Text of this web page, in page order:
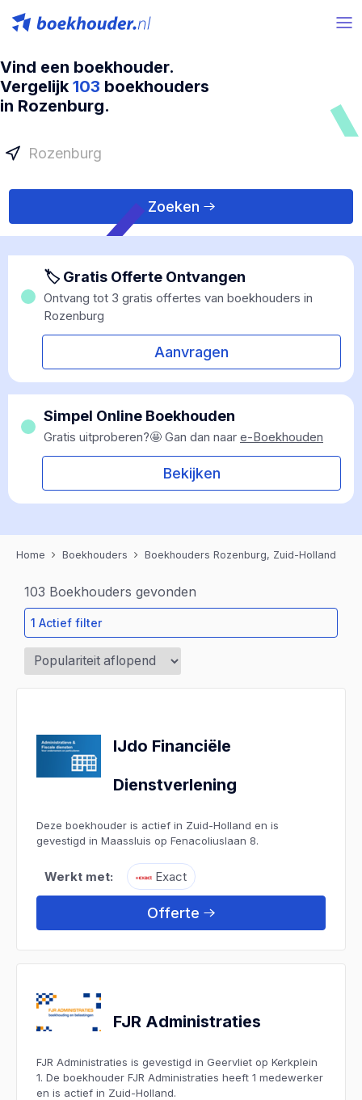
Vind een boekhouder.
Vergelijk 103 boekhouders
in Rozenburg.
Zoeken
🏷 Gratis Offerte Ontvangen
Ontvang tot 3 gratis offertes van boekhouders in
Rozenburg
Aanvragen
Simpel Online Boekhouden
Gratis uitproberen?🤩 Gan dan naar e-Boekhouden
Bekijken
Home Boekhouders Boekhouders Rozenburg, Zuid-Holland
103 Boekhouders gevonden
1 Actief filter
IJdo Financiële
Dienstverlening
Deze boekhouder is actief in Zuid-Holland en is
gevestigd in Maassluis op Fenacoliuslaan 8.
Werkt met: Exact
Offerte
FJR Administraties
FJR Administraties is gevestigd in Geervliet op Kerkplein
1. De boekhouder FJR Administraties heeft 1 medewerker
en is actief in Zuid-Holland.